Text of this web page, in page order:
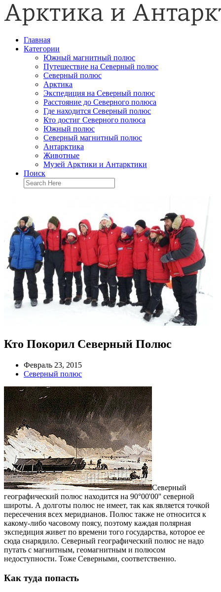
Главная
Категории
Южный магнитный полюс
Путешествие на Северный полюс
Северный полюс
Арктика
Экспедиция на Северный полюс
Расстояние до Северного полюса
Где находится Северный полюс
Кто достиг Северного полюса
Южный полюс
Северный магнитный полюс
Антарктика
Животные
Музей Арктики и Антарктики
Поиск
Кто Покорил Северный Полюс
Февраль 23, 2015
Северный полюс
Северный
географический полюс находится на 90°00'00'' северной
широты. А долготы полюс не имеет, так как является точкой
пересечения всех меридианов. Полюс также не относится к
какому-либо часовому поясу, поэтому каждая полярная
экспедиция живет по времени того государства, которое ее
сюда снарядило. Северный географический полюс не надо
путать с магнитным, геомагнитным и полюсом
недоступности. Тоже Северными, соответственно.
Как туда попасть